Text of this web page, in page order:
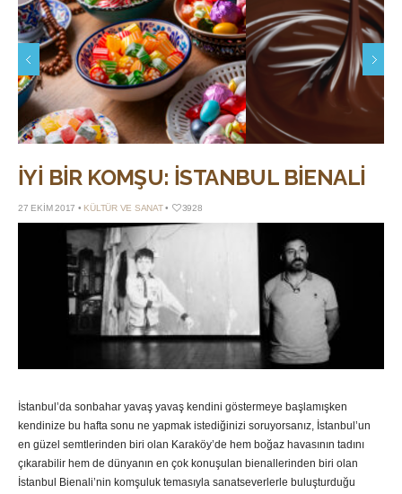
Bayram Şekerinden Çikolataya:
İkram Tepsisinin Sessiz Dönüşümü
Konçlama: Çikolatanın
Nerede Doğar?
İYI BIR KOMŞU: İSTANBUL BIENALI
27 EKIM 2017 • KÜLTÜR VE SANAT• 3928
İstanbul’da sonbahar yavaş yavaş kendini göstermeye başlamışken
kendinize bu hafta sonu ne yapmak istediğinizi soruyorsanız, İstanbul’un
en güzel semtlerinden biri olan Karaköy’de hem boğaz havasının tadını
çıkarabilir hem de dünyanın en çok konuşulan bienallerinden biri olan
İstanbul Bienali’nin komşuluk temasıyla sanatseverlerle buluşturduğu